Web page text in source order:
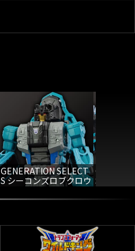
GENERATION SELECT
S シーコンズロブクロウ S シーコ